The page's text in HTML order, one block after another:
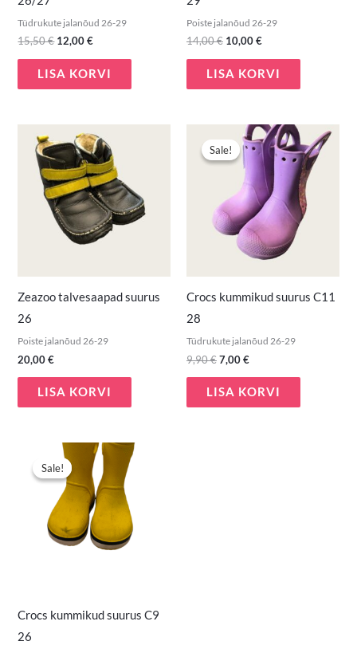
Tüdrukute jalanõud 26-29
15,50€ 12,00€
LISA KORVI
Poiste jalanõud 26-29
14,00€ 10,00€
LISA KORVI
Zeazoo talvesaapad suurus
26
Poiste jalanõud 26-29
20,00€
LISA KORVI
Sale!
Sale!
Crocs kummikud suurus C11
28
Tüdrukute jalanõud 26-29
9,90€
hind
oli:
9,90 €.
7,00€
Praegune
hind
on:
7,00 €.
LISA KORVI
Sale!
Sale!
Crocs kummikud suurus C9
26
Algne
hind
oli:
8,90 €.
Praegune
hind
on:
7,00 €.